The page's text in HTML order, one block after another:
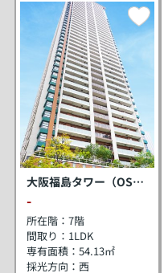
大阪福島タワー（OSAKA福島タワー）
-
所在階： 7階
間取り： 1LDK
専有面積： 54.13㎡
採光方向： 西